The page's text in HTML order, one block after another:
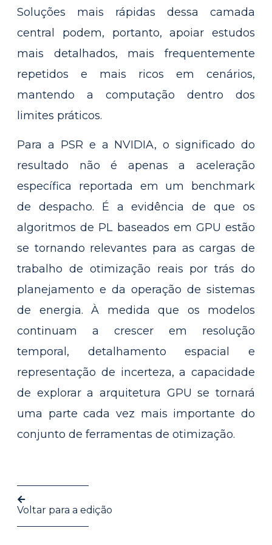
Soluções mais rápidas dessa camada
central podem, portanto, apoiar estudos
mais detalhados, mais frequentemente
repetidos e mais ricos em cenários,
mantendo a computação dentro dos
limites práticos.
Para a PSR e a NVIDIA, o significado do
resultado não é apenas a aceleração
específica reportada em um benchmark
de despacho. É a evidência de que os
algoritmos de PL baseados em GPU estão
se tornando relevantes para as cargas de
trabalho de otimização reais por trás do
planejamento e da operação de sistemas
de energia. À medida que os modelos
continuam a crescer em resolução
temporal, detalhamento espacial e
representação de incerteza, a capacidade
de explorar a arquitetura GPU se tornará
uma parte cada vez mais importante do
conjunto de ferramentas de otimização.
Voltar para a edição